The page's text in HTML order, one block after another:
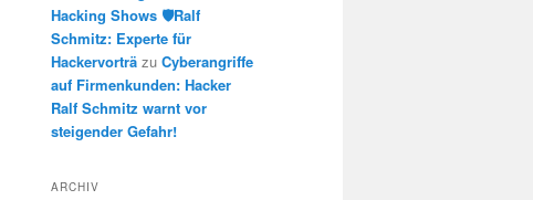
Hacking Shows 🛡️Ralf
Schmitz: Experte für
Hackervorträ zu Cyberangriffe
auf Firmenkunden: Hacker
Ralf Schmitz warnt vor
steigender Gefahr!
ARCHIV